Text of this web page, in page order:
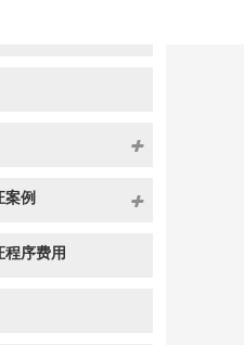
案例
程序费用